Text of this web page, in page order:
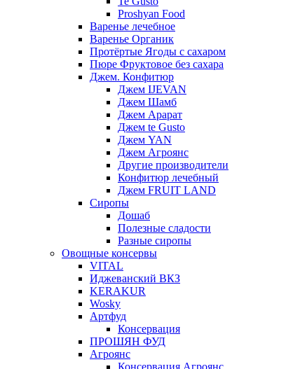
Proshyan Food
Варенье лечебное
Варенье Органик
Протёртые Ягоды с сахаром
Пюре Фруктовое без сахара
Джем. Конфитюр
Джем IJEVAN
Джем Шамб
Джем Арарат
Джем te Gusto
Джем YAN
Джем Агроянс
Другие производители
Конфитюр лечебный
Джем FRUIT LAND
Сиропы
Дошаб
Полезные сладости
Разные сиропы
Овощные консервы
VITAL
Иджеванский ВКЗ
KERAKUR
Wosky
Артфуд
Консервация
ПРОШЯН ФУД
Агроянс
Консервация Агроянс